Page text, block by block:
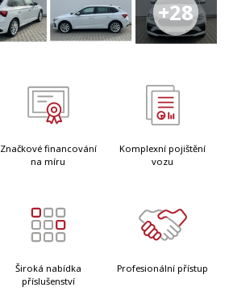
+28
Značkové financování
na míru
Komplexní pojištění
vozu
Široká nabídka
příslušenství
Profesionální přístup